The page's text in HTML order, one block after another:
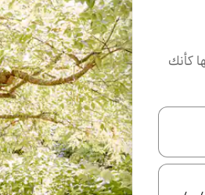
كأنك
ولأسفل أو استكشف عن طريق اللمس أو السحب.